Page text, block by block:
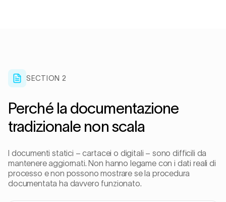
SECTION 2
Perché la documentazione
tradizionale non scala
I documenti statici – cartacei o digitali – sono difficili da
mantenere aggiornati. Non hanno legame con i dati reali di
processo e non possono mostrare se la procedura
documentata ha davvero funzionato.